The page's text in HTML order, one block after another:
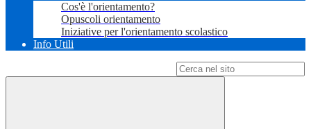
Cos'è l'orientamento?
Opuscoli orientamento
Iniziative per l'orientamento scolastico
Info Utili